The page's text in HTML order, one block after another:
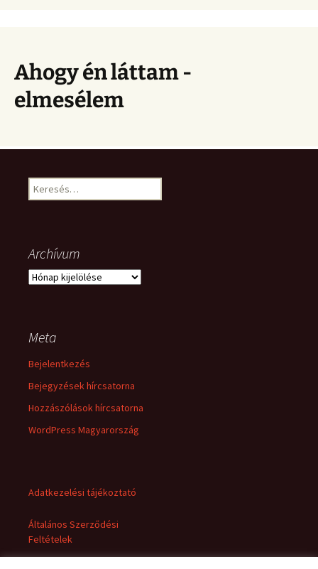
Ahogy én láttam -
elmesélem
Keresés:
Archívum
Archívum
Meta
Bejelentkezés
Bejegyzések hírcsatorna
Hozzászólások hírcsatorna
WordPress Magyarország
Adatkezelési tájékoztató
Általános Szerződési
Feltételek